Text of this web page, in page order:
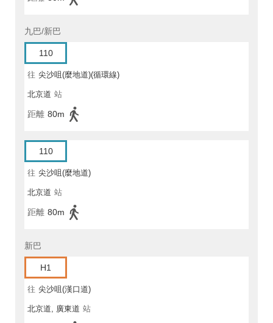
九巴/新巴
110
往 尖沙咀(麼地道)(循環線)
北京道 站
距離 80m
110
往 尖沙咀(麼地道)
北京道 站
距離 80m
新巴
H1
往 尖沙咀(漢口道)
北京道, 廣東道 站